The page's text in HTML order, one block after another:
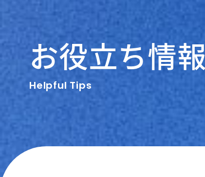
お役立ち情報
Helpful Tips